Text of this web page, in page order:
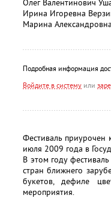
Олег Валентинович
Ирина Игоревна
Марина
Подробная информация
Войдите в систему или
Фестиваль
июля 2009 года в
В этом году
стран ближнего
букетов, дефиле
мероприятия.